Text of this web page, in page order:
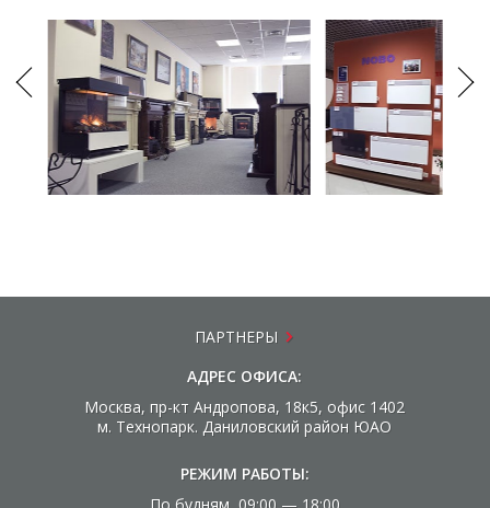
ПАРТНЕРЫ
АДРЕС ОФИСА:
Москва, пр-кт Андропова, 18к5, офис 1402
м. Технопарк. Даниловский район ЮАО
РЕЖИМ РАБОТЫ: